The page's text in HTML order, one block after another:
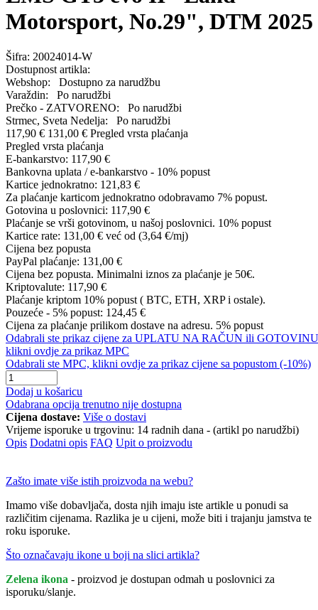
Motorsport, No.29", DTM 2025
Šifra: 20024014-W
Dostupnost artikla:
Webshop:
Dostupno za narudžbu
Varaždin:
Po narudžbi
Prečko - ZATVORENO:
Po narudžbi
Strmec, Sveta Nedelja:
Po narudžbi
117,90 € 131,00 € Pregled vrsta plaćanja
Pregled vrsta plaćanja
E-bankarstvo: 117,90 €
Bankovna uplata / e-bankarstvo - 10% popust
Kartice jednokratno: 121,83 €
Za plaćanje karticom jednokratno odobravamo 7% popust.
Gotovina u poslovnici: 117,90 €
Plaćanje se vrši gotovinom, u našoj poslovnici. 10% popust
Kartice rate: 131,00 € već od (3,64 €/mj)
Cijena bez popusta
PayPal plaćanje: 131,00 €
Cijena bez popusta. Minimalni iznos za plaćanje je 50€.
Kriptovalute: 117,90 €
Plaćanje kriptom 10% popust ( BTC, ETH, XRP i ostale).
Pouzeće - 5% popust: 124,45 €
Cijena za plaćanje prilikom dostave na adresu. 5% popust
Odabrali ste prikaz cijene za UPLATU NA RAČUN ili
klikni ovdje za prikaz MPC
Odabrali ste MPC, klikni ovdje za prikaz cijene sa popustom (-10%)
Dodaj u košaricu
Odabrana opcija trenutno nije dostupna
Cijena dostave: Više o dostavi
Vrijeme isporuke u trgovinu: 14 radnih dana - (artikl po narudžbi)
Opis Dodatni opis FAQ Upit o proizvodu
Zašto imate više istih proizvoda na webu?
Imamo više dobavljača, dosta njih imaju iste artikle u ponudi sa
različitim cijenama. Razlika je u cijeni, može biti i trajanju jamstva te
roku isporuke.
Što označavaju ikone u boji na slici artikla?
Zelena ikona - proizvod je dostupan odmah u poslovnici za
isporuku/slanje.